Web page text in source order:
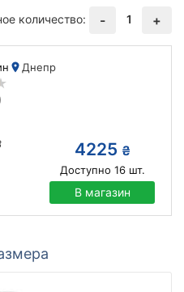
количество:
- 1 +
Днепр
4225 ₴
Доступно 16шт.
В магазин